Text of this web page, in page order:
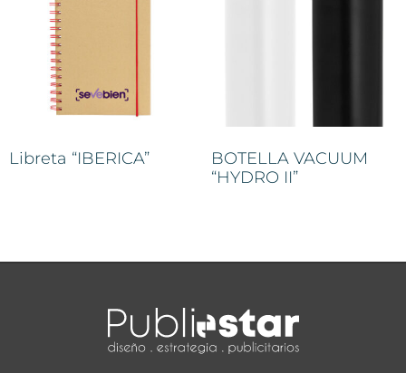
Libreta “IBERICA”
BOTELLA VACUUM
“HYDRO II”